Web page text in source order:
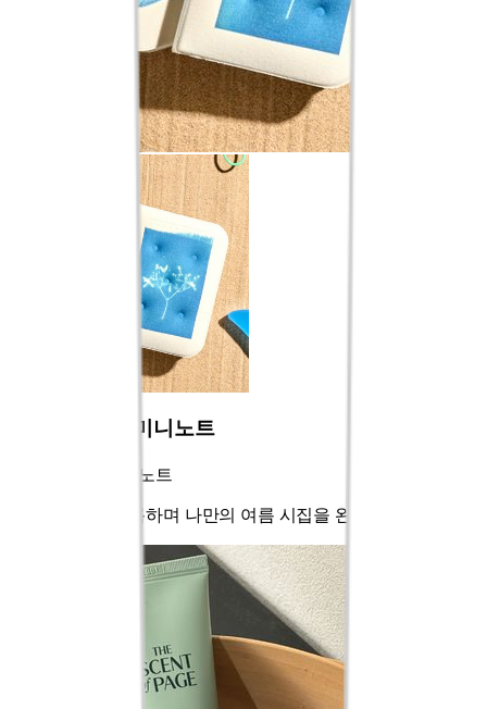
BLUE POET 미니노트
블루 포엣 미니노트
읽고, 느끼고, 기록하며 나만의 여름 시집을 완성해 보세요.